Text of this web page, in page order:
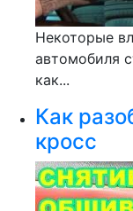
Некоторые
автомобиля
как...
Как
кросс